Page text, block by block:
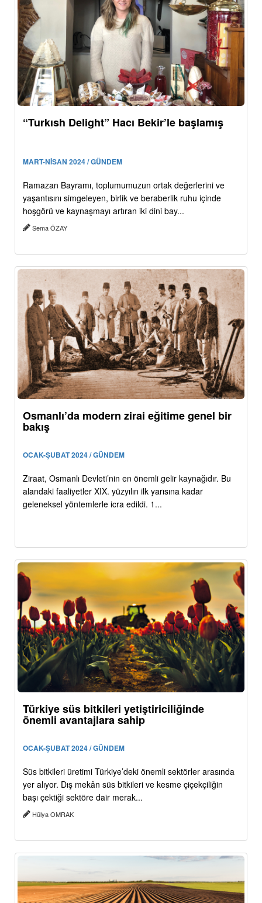
“Turkısh Delight” Hacı Bekir’le başlamış
MART-NİSAN 2024 / GÜNDEM
Ramazan Bayramı, toplumumuzun ortak değerlerini ve
yaşantısını simgeleyen, birlik ve beraberlik ruhu içinde
hoşgörü ve kaynaşmayı artıran iki dini bay...
Sema ÖZAY
Osmanlı’da modern zirai eğitime genel bir
bakış
OCAK-ŞUBAT 2024 / GÜNDEM
Ziraat, Osmanlı Devleti’nin en önemli gelir kaynağıdır. Bu
alandaki faaliyetler XIX. yüzyılın ilk yarısına kadar
geleneksel yöntemlerle icra edildi. 1...
Türkiye süs bitkileri yetiştiriciliğinde
önemli avantajlara sahip
OCAK-ŞUBAT 2024 / GÜNDEM
Süs bitkileri üretimi Türkiye’deki önemli sektörler arasında
yer alıyor. Dış mekân süs bitkileri ve kesme çiçekçiliğin
başı çektiği sektöre dair merak...
Hülya OMRAK